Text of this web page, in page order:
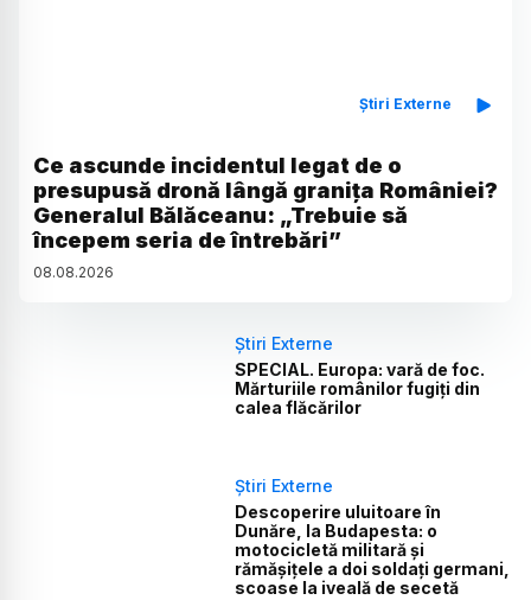
Știri Externe
Ce ascunde incidentul legat de o
presupusă dronă lângă granița României?
Generalul Bălăceanu: „Trebuie să
începem seria de întrebări”
08.08.2026
Știri Externe
SPECIAL. Europa: vară de foc.
Mărturiile românilor fugiți din
calea flăcărilor
Știri Externe
Descoperire uluitoare în
Dunăre, la Budapesta: o
motocicletă militară și
rămășițele a doi soldați germani,
scoase la iveală de secetă